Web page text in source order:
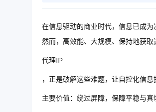
在信息驱动的商业时代，信息已成
然而，高效能、大规模、保持地获
代理IP
，正是破解这些难题，让自控化信息
主要价值：绕过屏障，保障平稳与真